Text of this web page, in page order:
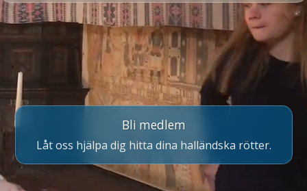
Bli medlem
Låt oss hjälpa dig hitta dina halländska rötter.